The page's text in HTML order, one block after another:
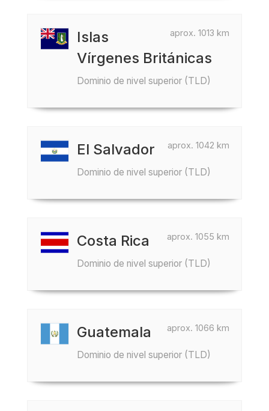
aprox. 1013 km
Islas
Vírgenes Británicas
Dominio de nivel superior (TLD)
aprox. 1042 km
El Salvador
Dominio de nivel superior (TLD)
aprox. 1055 km
Costa Rica
Dominio de nivel superior (TLD)
aprox. 1066 km
Guatemala
Dominio de nivel superior (TLD)